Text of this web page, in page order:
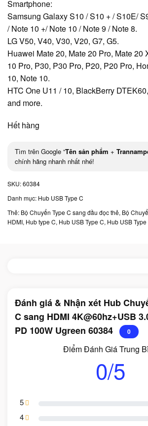
Smartphone:
Samsung Galaxy S10 / S10 + / S10E/
/ Note 10 +/ Note 10 / Note 9 / Note 8.
LG V50, V40, V30, V20, G7, G5.
Huawei Mate 20, Mate 20 Pro, Mate 20
10 Pro, P30, P30 Pro, P20, P20 Pro,
10, Note 10.
HTC One U11 / 10, BlackBerry
and more.
Hết hàng
Tìm trên Google “Tên sản phẩm +
chính hãng nhanh nhất nhé!
SKU:60384
Danh mục: Hub USB Type C
Thẻ: Bộ Chuyển Type C sang đầu đọc thẻ, Bộ
HDMI, Hub type C, Hub USB Type C, Hub USB
Đánh giá & Nhận xét Hub
C sang HDMI 4K@60hz+USB
PD 100W Ugreen 60384
0
Điểm Đánh Giá Trung
0/5
5
4